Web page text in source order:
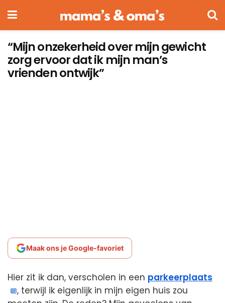
“Mijn onzekerheid over mijn gewicht
zorg ervoor dat ik mijn man’s
vrienden ontwijk”
Maak ons je Google-favoriet
Hier zit ik dan, verscholen in een parkeerplaats
, terwijl ik eigenlijk in mijn eigen huis zou